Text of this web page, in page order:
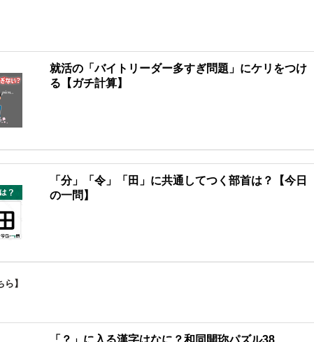
就活の「バイトリーダー多すぎ問題」にケリをつけ
る【ガチ計算】
「分」「令」「田」に共通してつく部首は？【今日
の一問】
】